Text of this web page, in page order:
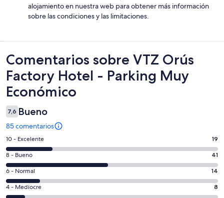
alojamiento en nuestra web para obtener más información
sobre las condiciones y las limitaciones.
Comentarios
Comentarios sobre VTZ Orús
Factory Hotel - Parking Muy
Económico
7,6 Bueno
85 comentarios
19
comentarios
de
un
total
de
10 - Excelente 19
41
comentarios
de
un
8 - Bueno 41
14
comentarios
de
6 - Normal 14
8
4 - Mediocre 8